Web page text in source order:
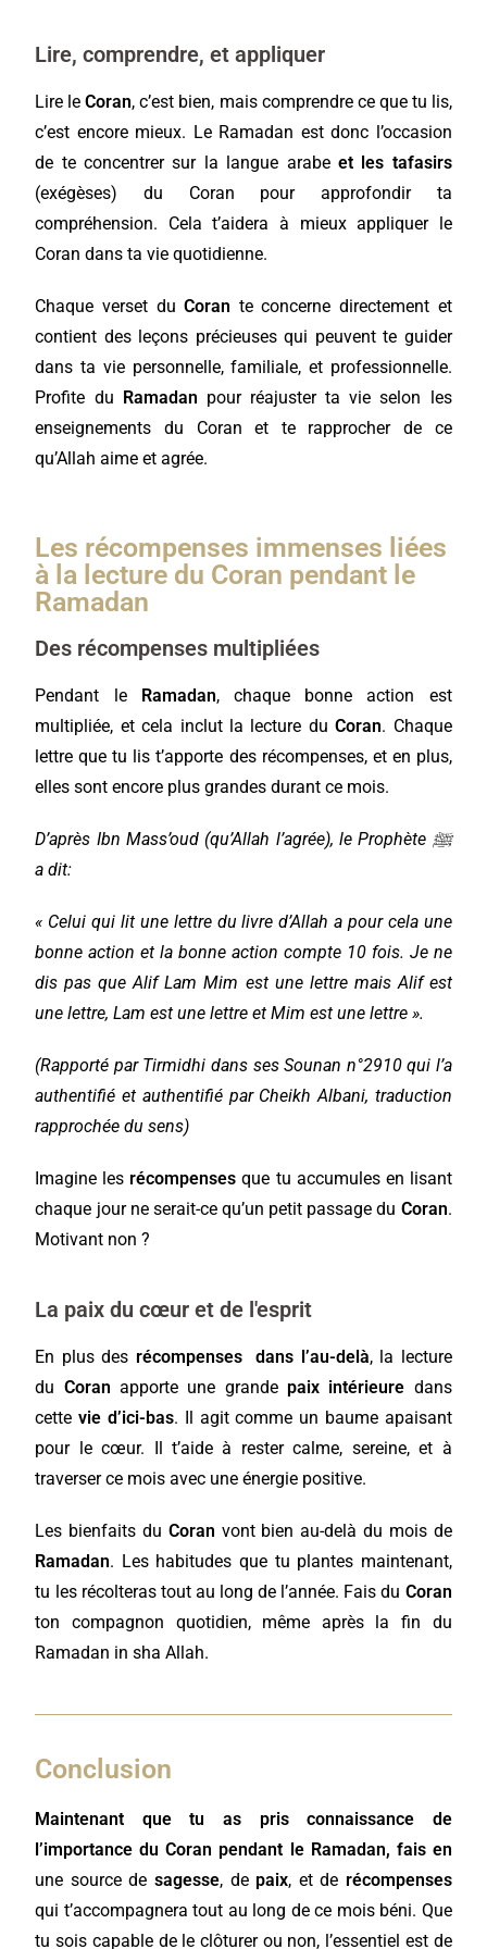
Lire, comprendre, et appliquer
Lire leCoran, c’est bien, mais comprendre ce que tu lis,
c’est encore mieux. Le Ramadan est donc l’occasion
de te concentrer sur la langue arabe et les tafasirs
(exégèses) du Coran pour approfondir ta
compréhension. Cela t’aidera à mieux appliquer le
Coran dans ta vie quotidienne.
Chaque verset duCoran te concerne directement et
contient des leçons précieuses qui peuvent te guider
dans ta vie personnelle, familiale, et professionnelle.
Profite du Ramadan pour réajuster ta vie selon les
enseignements du Coran et te rapprocher de ce
qu’Allah aime et agrée.
Les récompenses immenses liées
à la lecture du Coran pendant le
Ramadan
Des récompenses multipliées
Pendant le Ramadan, chaque bonne action est
multipliée, et cela inclut la lecture duCoran. Chaque
lettre que tu lis t’apporte des récompenses, et en plus,
elles sont encore plus grandes durant ce mois.
D’après Ibn Mass’oud (qu’Allah l’agrée), le Prophète ﷺ
a dit:
« Celui qui lit une lettre du livre d’Allah a pour cela une
bonne action et la bonne action compte 10 fois. Je ne
dis pas que Alif Lam Mim est une lettre mais Alif est
une lettre, Lam est une lettre et Mim est une lettre ».
(Rapporté par Tirmidhi dans ses Sounan n°2910 qui l’a
authentifié et authentifié par Cheikh Albani, traduction
rapprochée du sens)
Imagine les récompenses que tu accumules en lisant
chaque jour ne serait-ce qu’un petit passage du Coran.
Motivant non ?
La paix du cœur et de l'esprit
En plus des récompenses dans l’au-delà, la lecture
du Coran apporte une grande paix intérieure dans
cette vie d’ici-bas. Il agit comme un baume apaisant
pour le cœur. Il t’aide à rester calme, sereine, et à
traverser ce mois avec une énergie positive.
Les bienfaits du Coran vont bien au-delà du mois de
Ramadan. Les habitudes que tu plantes maintenant,
tu les récolteras tout au long de l’année. Fais du Coran
ton compagnon quotidien, même après la fin du
Ramadan in sha Allah.
Conclusion
Maintenant que tu as pris connaissance de
l’importance du Coran pendant le Ramadan, fais en
une source de sagesse, de paix, et de récompenses
qui t’accompagnera tout au long de ce mois béni. Que
tu sois capable de le clôturer ou non, l’essentiel est de